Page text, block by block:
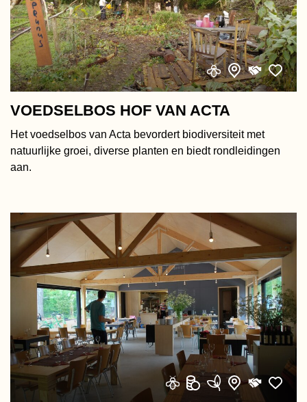
VOEDSELBOS HOF VAN ACTA
Het voedselbos van Acta bevordert biodiversiteit met
natuurlijke groei, diverse planten en biedt rondleidingen
aan.